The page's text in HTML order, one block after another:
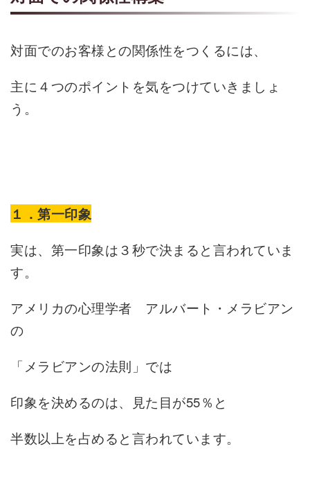
対面でのお客様との関係性をつくるには、
主に４つのポイントを気をつけていきましょ
う。
１．第一印象
実は、第一印象は３秒で決まると言われていま
す。
アメリカの心理学者 アルバート・メラビアン
の
「メラビアンの法則」では
印象を決めるのは、見た目が55％と
半数以上を占めると言われています。